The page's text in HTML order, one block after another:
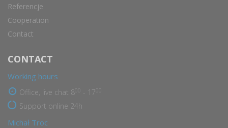
Referencje
Cooperation
Contact
CONTACT
Working hours
Office, live chat 8 - 17
Support online 24h
Michał Troc